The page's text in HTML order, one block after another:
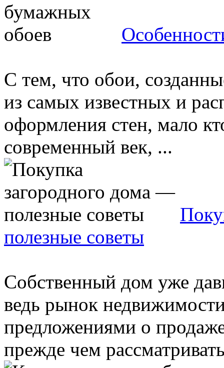
С тем, что обои,
из самых известных и
оформления стен, мало
современный век, ...
полезные советы
Собственный дом уже
ведь рынок
предложениями о
прежде чем